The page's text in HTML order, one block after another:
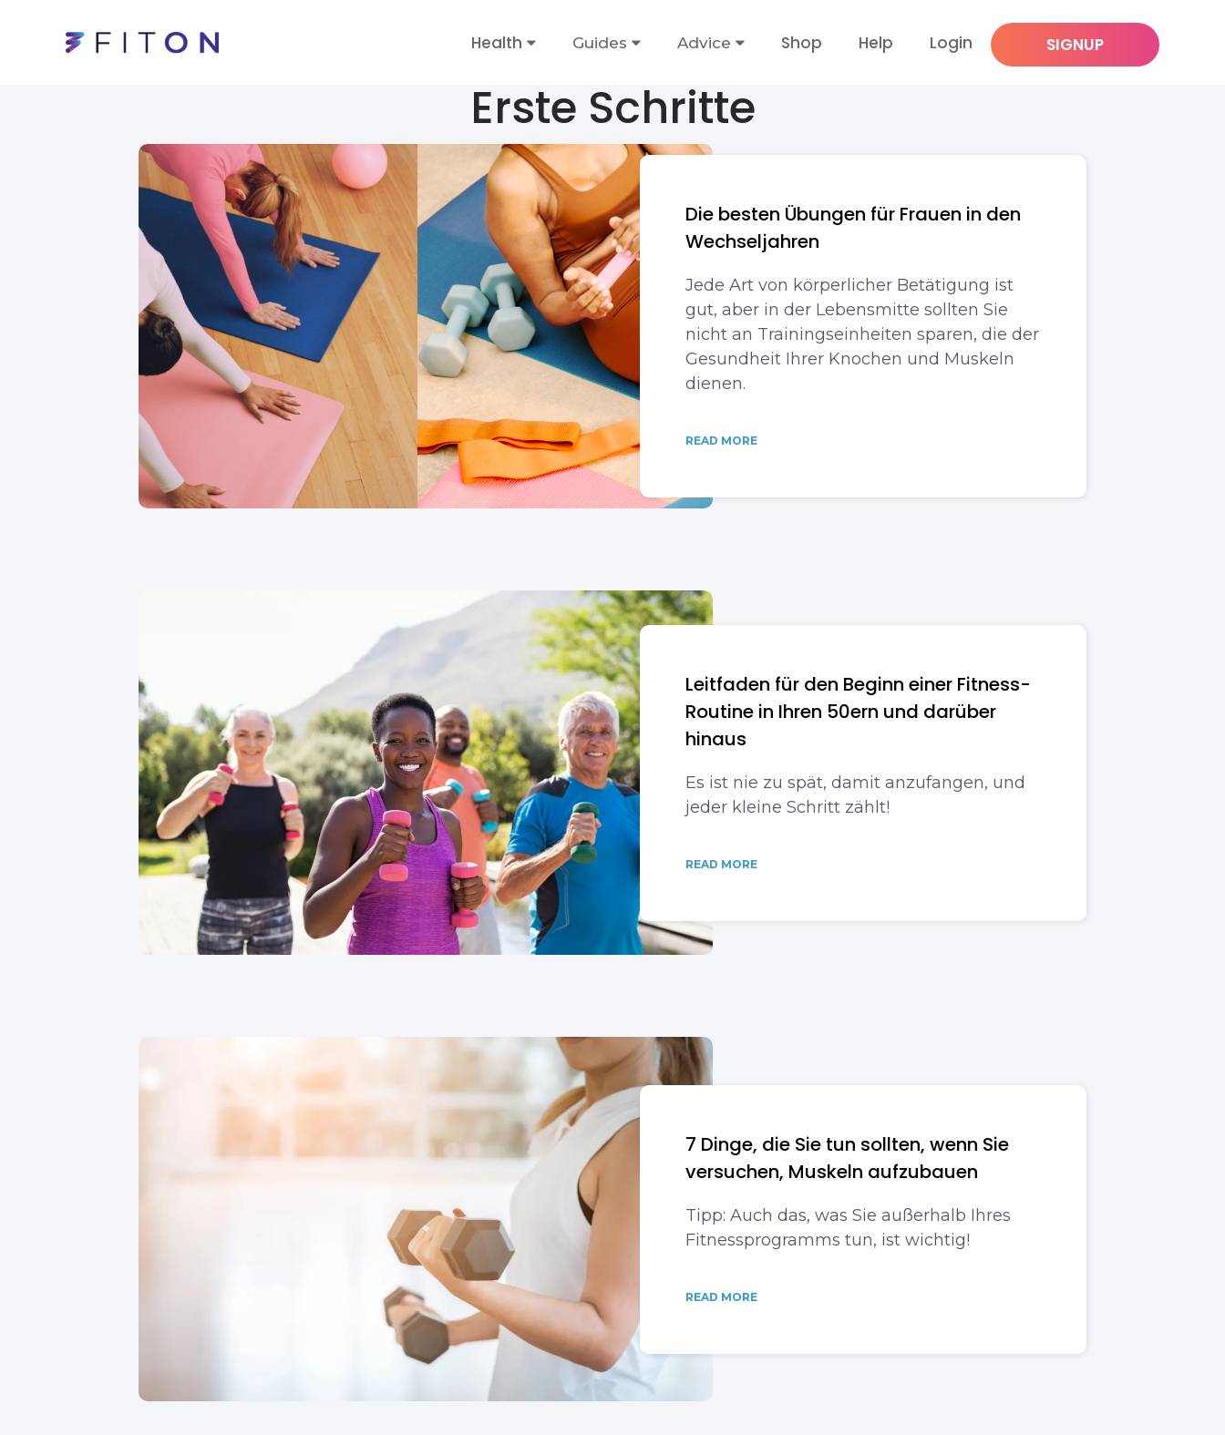
Health Guides Advice Shop Help Login SIGNUP
Erste Schritte
Die besten Übungen für Frauen in den
Wechseljahren
Jede Art von körperlicher Betätigung ist
gut, aber in der Lebensmitte sollten Sie
nicht an Trainingseinheiten sparen, die der
Gesundheit Ihrer Knochen und Muskeln
dienen.
READ MORE
Leitfaden für den Beginn einer Fitness-
Routine in Ihren 50ern und darüber
hinaus
Es ist nie zu spät, damit anzufangen, und
jeder kleine Schritt zählt!
READ MORE
7 Dinge, die Sie tun sollten, wenn Sie
versuchen, Muskeln aufzubauen
Tipp: Auch das, was Sie außerhalb Ihres
Fitnessprogramms tun, ist wichtig!
READ MORE